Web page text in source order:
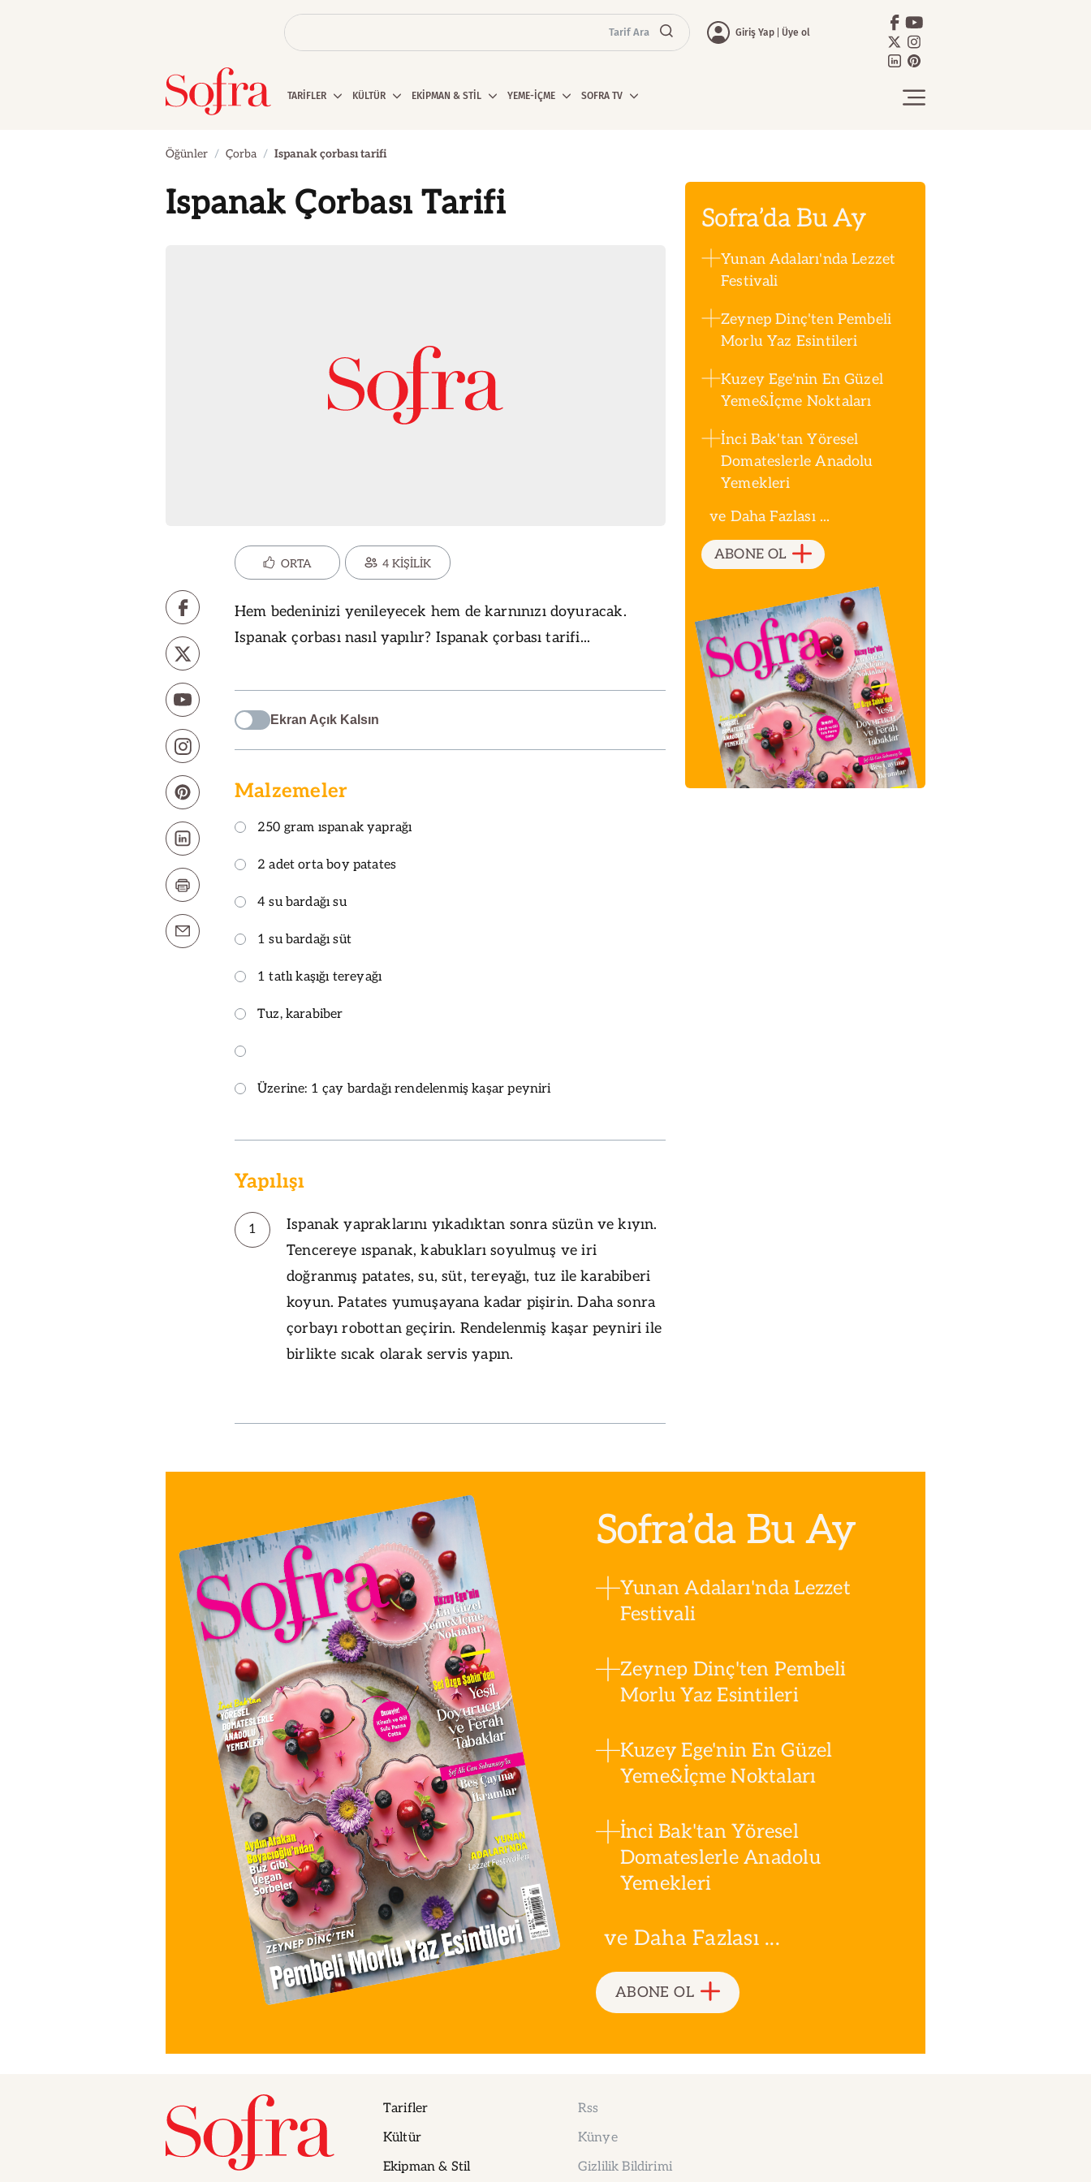
Tarif Ara Giriş Yap Üye ol
TARİFLER KÜLTÜR EKİPMAN & STİL YEME-İÇME SOFRA TV
Öğünler Çorba Ispanak çorbası tarifi
Ispanak Çorbası Tarifi
ORTA 4 KİŞİLİK
Hem bedeninizi yenileyecek hem de karnınızı doyuracak.
Ispanak çorbası nasıl yapılır? Ispanak çorbası tarifi...
Ekran Açık Kalsın
Malzemeler
250 gram ıspanak yaprağı
2 adet orta boy patates
4 su bardağı su
1 su bardağı süt
1 tatlı kaşığı tereyağı
Tuz, karabiber
Üzerine: 1 çay bardağı rendelenmiş kaşar peyniri
Yapılışı
1
Ispanak yapraklarını yıkadıktan sonra süzün ve kıyın.
Tencereye ıspanak, kabukları soyulmuş ve iri
doğranmış patates, su, süt, tereyağı, tuz ile karabiberi
koyun. Patates yumuşayana kadar pişirin. Daha sonra
çorbayı robottan geçirin. Rendelenmiş kaşar peyniri ile
birlikte sıcak olarak servis yapın.
Sofra’da Bu Ay
Yunan Adaları'nda Lezzet
Festivali
Zeynep Dinç'ten Pembeli
Morlu Yaz Esintileri
Kuzey Ege'nin En Güzel
Yeme&İçme Noktaları
İnci Bak'tan Yöresel
Domateslerle Anadolu
Yemekleri
ve Daha Fazlası ...
ABONE OL
Sofra’da Bu Ay
Yunan Adaları'nda Lezzet
Festivali
Zeynep Dinç'ten Pembeli
Morlu Yaz Esintileri
Kuzey Ege'nin En Güzel
Yeme&İçme Noktaları
İnci Bak'tan Yöresel
Domateslerle Anadolu
Yemekleri
ve Daha Fazlası ...
ABONE OL
Tarifler
Kültür
Ekipman & Stil
Rss
Künye
Gizlilik Bildirimi